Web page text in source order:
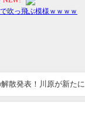
解散発表！川原が新た